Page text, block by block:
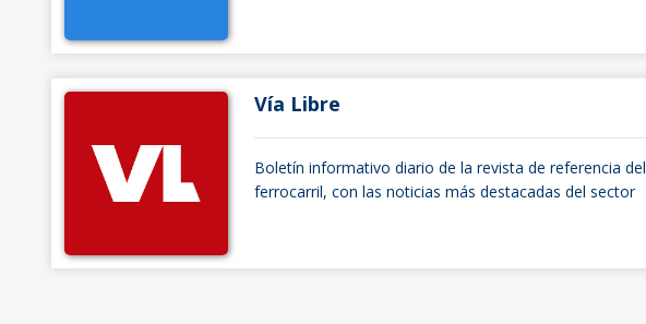
Vía Libre
Boletín informativo diario de la revista de referencia del
ferrocarril, con las noticias más destacadas del sector